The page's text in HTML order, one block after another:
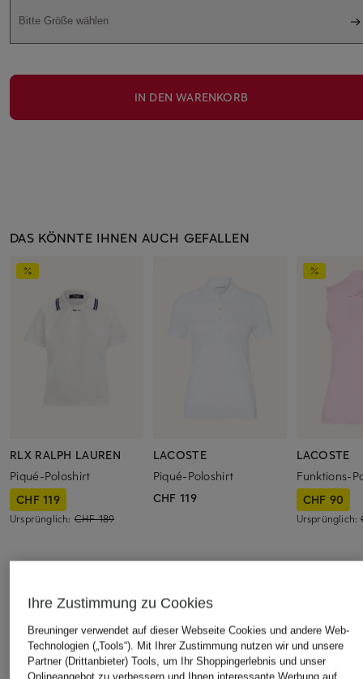
Bitte Größe wählen
IN DEN WARENKORB
DAS KÖNNTE IHNEN AUCH GEFALLEN
RLX RALPH LAUREN
Piqué-Poloshirt
CHF 119
Ursprünglich: CHF 189
LACOSTE
Piqué-Poloshirt
CHF 119
LACOSTE
Funktions-
CHF 90
Ursprünglich:
Ihre Zustimmung zu Cookies
Breuninger verwendet auf dieser Webseite Cookies und andere Web-
Technologien („Tools“). Mit Ihrer Zustimmung nutzen wir und unsere
Partner (Drittanbieter) Tools, um Ihr Shoppingerlebnis und unser
Onlineangebot zu verbessern und Ihnen interessante Werbung auf